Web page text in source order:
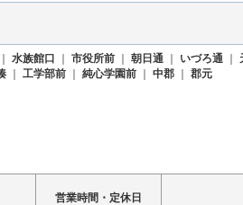
｜ 水族館口 ｜ 市役所前 ｜ 朝日通 ｜ いづろ通 ｜
｜ 工学部前 ｜ 純心学園前 ｜ 中郡 ｜ 郡元
営業時間・定休日